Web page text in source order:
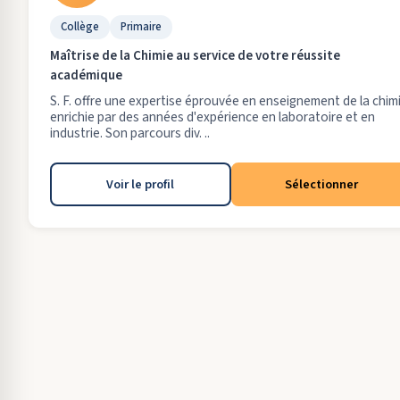
Collège Primaire
Maîtrise de la Chimie au service de votre réussite
académique
S. F. offre une expertise éprouvée en enseignement de la
enrichie par des années d'expérience en laboratoire et en
industrie. Son parcours div. ..
Voir le profil Sélectionner